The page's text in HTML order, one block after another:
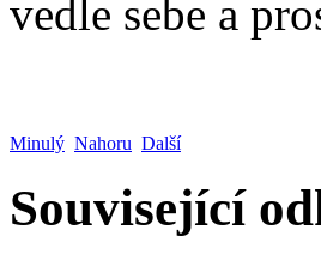
vedle sebe a
Minulý Nahoru Další
Související